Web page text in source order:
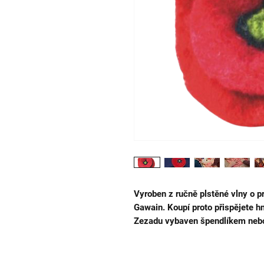
Vyroben z ručně plstěné vlny o
Gawain. Koupí proto přispějete
Zezadu vybaven špendlíkem